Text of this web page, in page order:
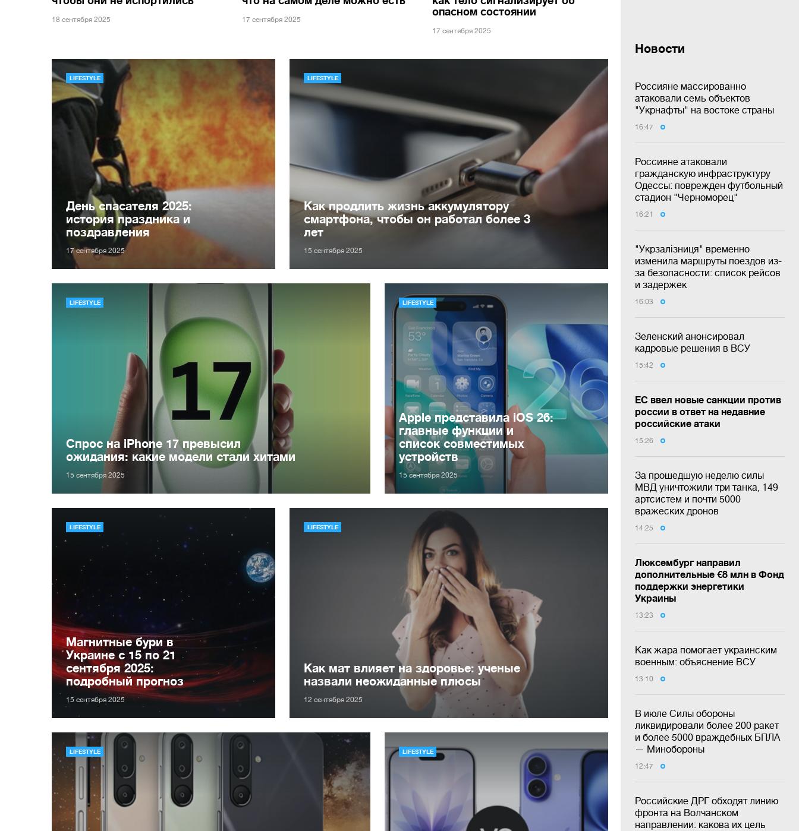
Новости
Россияне массированно
атаковали семь объектов
"Укрнафты" на востоке страны
16:47
Россияне атаковали
гражданскую инфраструктуру
Одессы: поврежден футбольный
стадион "Черноморец"
16:21
"Укрзалізниця" временно
изменила маршруты поездов из-
за безопасности: список рейсов
и задержек
16:03
Зеленский анонсировал
кадровые решения в ВСУ
15:42
ЕС ввел новые санкции против
россии в ответ на недавние
российские атаки
15:26
За прошедшую неделю силы
МВД уничтожили три танка, 149
артсистем и почти 5000
вражеских дронов
14:25
Люксембург направил
дополнительные €8 млн в Фонд
поддержки энергетики
Украины
13:23
Как жара помогает украинским
военным: объяснение ВСУ
13:10
В июле Силы обороны
ликвидировали более 200 ракет
и более 5000 враждебных БПЛА
— Минобороны
12:47
Российские ДРГ обходят линию
фронта на Волчанском
направлении: какова их цель
18 сентября 2025 17 сентября 2025
опасном состоянии
17 сентября 2025
LIFESTYLE
День спасателя 2025:
история праздника и
поздравления
17 сентября 2025
LIFESTYLE
Как продлить жизнь аккумулятору
смартфона, чтобы он работал более 3
лет
15 сентября 2025
LIFESTYLE
Спрос на iPhone 17 превысил
ожидания: какие модели стали хитами
15 сентября 2025
LIFESTYLE
Apple представила iOS 26:
главные функции и
список совместимых
устройств
15 сентября 2025
LIFESTYLE
Магнитные бури в
Украине с 15 по 21
сентября 2025:
подробный прогноз
15 сентября 2025
LIFESTYLE
Как мат влияет на здоровье: ученые
назвали неожиданные плюсы
12 сентября 2025
LIFESTYLE LIFESTYLE